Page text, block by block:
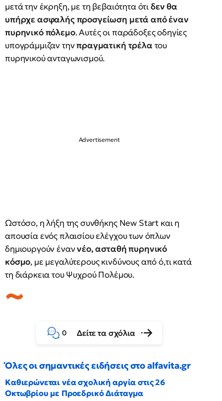
μετά την έκρηξη, με τη βεβαιότητα ότιδεν θα
υπήρχε ασφαλής προσγείωση μετά από έναν
πυρηνικό πόλεμο. Αυτές οι παράδοξες οδηγίες
υπογράμμιζαν τηνπραγματική τρέλα του
πυρηνικού ανταγωνισμού.
Ωστόσο, η λήξη της συνθήκης New Start και η
απουσία ενός πλαισίου ελέγχου των όπλων
δημιουργούν έναννέο, ασταθή πυρηνικό
κόσμο, με μεγαλύτερους κινδύνους από ό,τι κατά
τη διάρκεια του Ψυχρού Πολέμου.
0 Δείτε τα σχόλια
Όλες οι σημαντικές ειδήσεις στο alfavita.gr
Καθιερώνεται νέα σχολική αργία στις 26
Οκτωβρίου με Προεδρικό Διάταγμα